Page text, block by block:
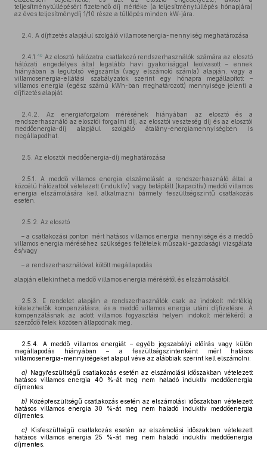
teljesítménytúllépésért fizetendő díj mértéke (a teljesítménytúllépés hónapjára)
az éves teljesítménydíj 1/10 része a túllépés minden kW-jára.
2.4. A díjfizetés alapjául szolgáló villamosenergia-mennyiség meghatározása
2.4.1. 40 Az elosztó hálózatra csatlakozó rendszerhasználók számára az elosztó
hálózati engedélyes által legalább havi gyakorisággal leolvasott – ennek
hiányában a legutolsó végszámla (vagy elszámoló számla) alapján, vagy a
villamosenergia-ellátási szabályzatok szerint egy hónapra megállapított –
villamos energia (egész számú kWh-ban meghatározott) mennyisége jelenti a
díjfizetés alapját.
2.4.2. Az energiaforgalom mérésének hiányában az elosztó és a
rendszerhasználó az elosztói forgalmi díj, az elosztói veszteség díj és az elosztói
meddőenergia-díj alapjául szolgáló átalány-energiamennyiségben is
megállapodhat.
2.5. Az elosztói meddőenergia-díj meghatározása
2.5.1. A meddő villamos energia elszámolását a rendszerhasználó által a
közcélú hálózatból vételezett (induktív) vagy betáplált (kapacitív) meddő villamos
energia elszámolására kell alkalmazni bármely feszültségszintű csatlakozás
esetén.
2.5.2. Az elosztó
– a csatlakozási ponton mért hatásos villamos energia mennyisége és a meddő
villamos energia méréséhez szükséges feltételek műszaki-gazdasági vizsgálata
és/vagy
– a rendszerhasználóval kötött megállapodás
alapján eltekinthet a meddő villamos energia mérésétől és elszámolásától.
2.5.3. E rendelet alapján a rendszerhasználók csak az indokolt mértékig
kötelezhetők kompenzálásra, és a meddő villamos energia utáni díjfizetésre. A
kompenzálásnak az adott villamos fogyasztási helyen indokolt mértékéről a
szerződő felek közösen állapodnak meg.
2.5.4. A meddő villamos energiát – egyéb jogszabályi előírás vagy külön
megállapodás hiányában – a feszültségszintenként mért hatásos
villamosenergia-mennyiségeket alapul véve az alábbiak szerint kell elszámolni:
a) Nagyfeszültségű csatlakozás esetén az elszámolási időszakban vételezett
hatásos villamos energia 40 %-át meg nem haladó induktív meddőenergia
díjmentes.
b) Középfeszültségű csatlakozás esetén az elszámolási időszakban vételezett
hatásos villamos energia 30 %-át meg nem haladó induktív meddőenergia
díjmentes.
c) Kisfeszültségű csatlakozás esetén az elszámolási időszakban vételezett
hatásos villamos energia 25 %-át meg nem haladó induktív meddőenergia
díjmentes.